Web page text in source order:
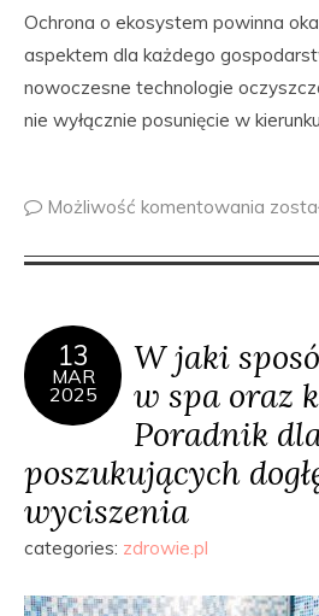
Ochrona o ekosystem powinna
aspektem dla każdego
nowoczesne technologie
nie wyłącznie posunięcie w
Możliwość komentowania
13
MAR
2025
W jaki
w spa oraz
Poradnik
poszukujących
wyciszenia
categories: zdrowie.pl